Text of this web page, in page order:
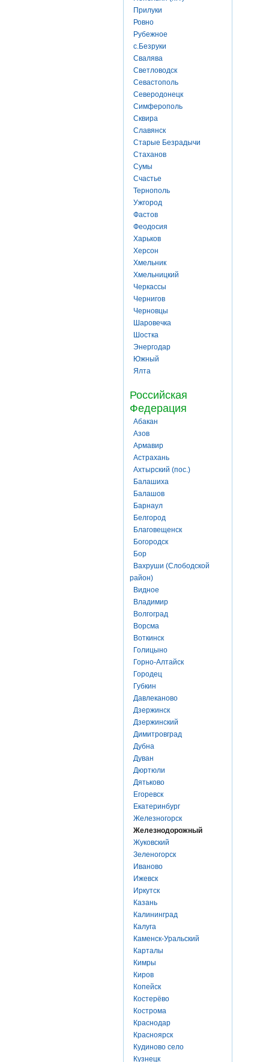
Прилуки
Ровно
Рубежное
с.Безруки
Свалява
Светловодск
Севастополь
Северодонецк
Симферополь
Сквира
Славянск
Старые Безрадычи
Стаханов
Сумы
Счастье
Тернополь
Ужгород
Фастов
Феодосия
Харьков
Херсон
Хмельник
Хмельницкий
Черкассы
Чернигов
Черновцы
Шаровечка
Шостка
Энергодар
Южный
Ялта
Российская
Федерация
Абакан
Азов
Армавир
Астрахань
Ахтырский (пос.)
Балашиха
Балашов
Барнаул
Белгород
Благовещенск
Богородск
Бор
Вахруши (Слободской
район)
Видное
Владимир
Волгоград
Ворсма
Воткинск
Голицыно
Горно-Алтайск
Городец
Губкин
Давлеканово
Дзержинск
Дзержинский
Димитровград
Дубна
Дуван
Дюртюли
Дятьково
Егоревск
Екатеринбург
Железногорск
Железнодорожный
Жуковский
Зеленогорск
Иваново
Ижевск
Иркутск
Казань
Калининград
Калуга
Каменск-Уральский
Карталы
Кимры
Киров
Копейск
Костерёво
Кострома
Краснодар
Красноярск
Кудиново село
Кузнецк